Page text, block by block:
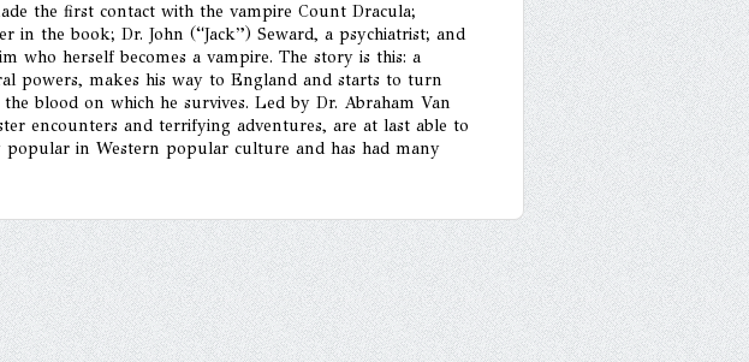
the first contact with the vampire Count Dracula;
in the book; Dr. John (“Jack”) Seward, a psychiatrist; and
who herself becomes a vampire. The story is this: a
powers, makes his way to England and starts to turn
blood on which he survives. Led by Dr. Abraham Van
encounters and terrifying adventures, are at last able to
popular in Western popular culture and has had many